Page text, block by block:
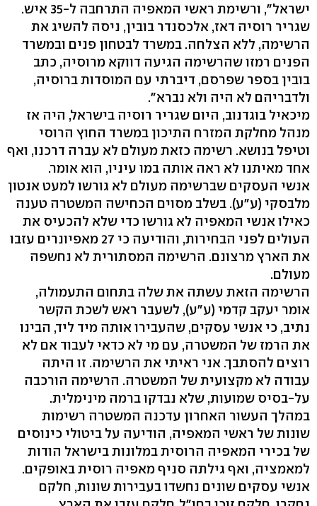
ישראל", ורשימת ראשי המאפיה התרחבה ל-35 איש.
שגריר רוסיה דאז, אלכסנדר בובין, ניסה להשיג את
הרשימה, ללא הצלחה. במשרד לבטחון פנים ובמשרד
הפנים רמזו שהרשימה הגיעה דווקא מרוסיה, כתב
בובין בספר שפרסם, דיברתי עם המוסדות ברוסיה,
ולדבריהם לא היה ולא נברא".
מיכאיל בוגדנוב, היום שגריר רוסיה בישראל, היה אז
מנהל מחלקת המזרח התיכון במשרד החוץ הרוסי
וטיפל בנושא. רשימה כזאת מעולם לא עברה דרכנו, ואף
אחד מאיתנו לא ראה אותה במו עיניו, הוא אומר.
אנשי העסקים שברשימה מעולם לא גורשו למעט אנטון
מלבסקי (ע"ע). בשלב מסוים הכחישה המשטרה טענה
כאילו אנשי המאפיה לא גורשו כדי שלא להכעיס את
העולים לפני הבחירות, והודיעה כי 27 מאפיונרים עזבו
את הארץ מרצונם. הרשימה המסתורית לא נחשפה
מעולם.
הרשימה הזאת עשתה את שלה בתחום התעמולה,
אומר יעקב קדמי (ע"ע), לשעבר ראש לשכת הקשר
נתיב, כי אנשי עסקים, שהעבירו אותה מיד ליד, הבינו
את הרמז של המשטרה, עם מי לא כדאי לעבוד אם לא
רוצים להסתבך. אני ראיתי את הרשימה. זו היתה
עבודה לא מקצועית של המשטרה. הרשימה הורכבה
על-בסיס שמועות, שלא נבדקו ברמה מינימלית.
במהלך העשור האחרון עדכנה המשטרה רשימות
שונות של ראשי המאפיה, הודיעה על ביטולי כינוסים
של בכירי המאפיה הרוסית במלונות בישראל הודות
למאמציה, ואף גילתה סניף מאפיה רוסית באופקים.
אנשי עסקים שונים נחשדו בעבירות שונות, חלקם